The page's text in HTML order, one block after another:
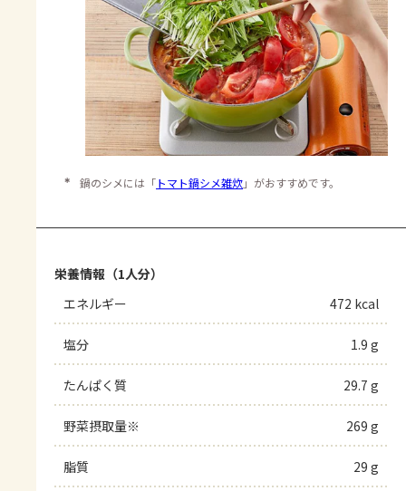
＊ 鍋のシメには「トマト鍋シメ雑炊」がおすすめです。
栄養情報（1人分）
エネルギー
472 kcal
塩分 1.9 g
たんぱく質 29.7 g
野菜摂取量※ 269 g
脂質 29 g